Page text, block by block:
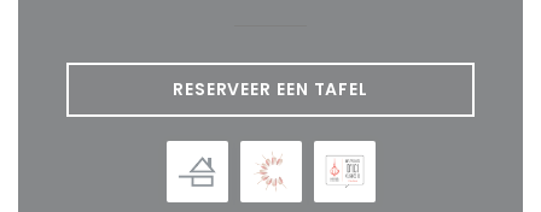
RESERVEER EEN TAFEL